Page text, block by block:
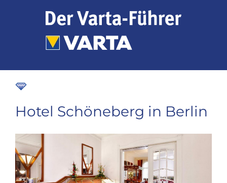
Hotel Schöneberg in Berlin